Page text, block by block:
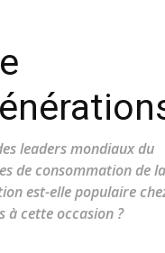
toute
leaders mondiaux du
de consommation de la
est-elle populaire
à cette occasion ?